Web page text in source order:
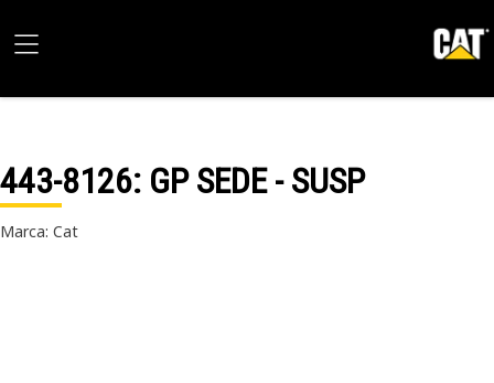
443-8126: GP SEDE - SUSP
Marca: Cat